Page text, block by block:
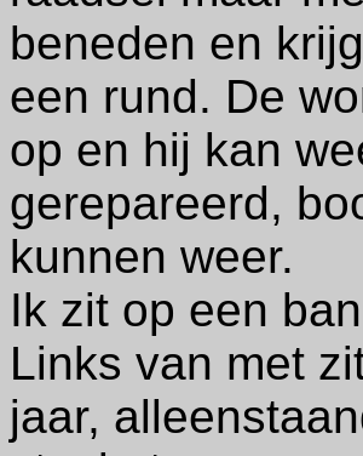
beneden en
een rund. De
op en hij kan
gerepareerd,
kunnen weer.
Ik zit op een
Links van met
jaar,